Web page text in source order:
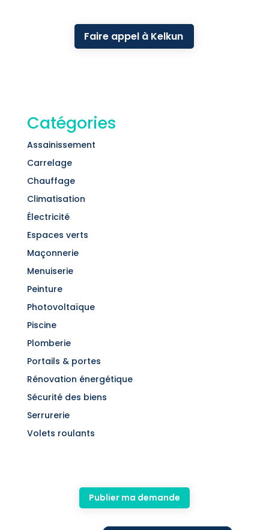
Faire appel à Kelkun
Catégories
Assainissement
Carrelage
Chauffage
Climatisation
Électricité
Espaces verts
Maçonnerie
Menuiserie
Peinture
Photovoltaïque
Piscine
Plomberie
Portails & portes
Rénovation énergétique
Sécurité des biens
Serrurerie
Volets roulants
Publier ma demande